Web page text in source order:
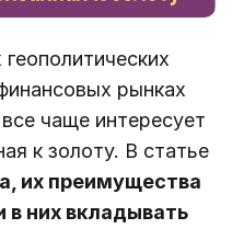
рынках
чаще интересует
к золоту. В статье
их преимущества
в них вкладывать